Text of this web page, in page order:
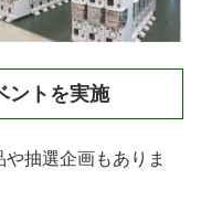
ントを実施
抽選企画もありま